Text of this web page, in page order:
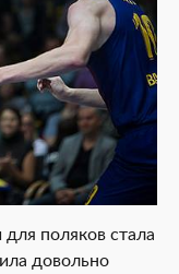
для поляков стала
довольно